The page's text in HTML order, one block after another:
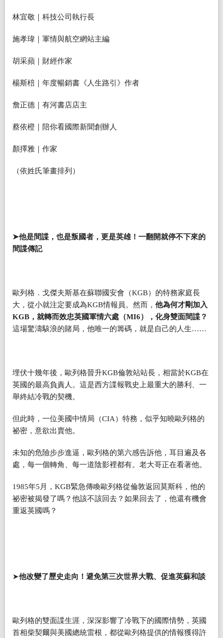
林宜敬｜科技公司執行長
施孝瑋｜軍情與航空網站主編
胡采蘋｜財經作家
楊斯棓｜年度暢銷書《人生路引》作者
詹正德｜有河書店店主
蔡依橙｜陪你看國際新聞創辦人
顏擇雅｜作家
（依姓氏筆畫排列）
➤他是間諜，也是叛國者，更是英雄！一翻開就停不下來的
間諜傳記
歐列格．戈傑夫斯基在蘇聯國安會（KGB）的特務家庭長
大，從小就注定要成為KGB情報員。然而， 他為何才剛加入
KGB，就轉而效忠英國軍情六處（MI6），化身雙面間諜？
這場驚濤駭浪的賭局，他唯一的籌碼，就是自己的人生……
埋伏十幾年後，歐列格晉升KGB倫敦站站長，相當於KGB在
英國的最高負責人。這是西方諜報戰史上最重大的勝利、一
舉終結冷戰的契機。
但此時，一位美國中情局（CIA）特務，似乎知曉歐列格的
祕密，意欲出賣他。
未知的危險步步進逼， 歐列格的第六感告訴他，耳目遍及各
處，每一個轉角、每一道陰影裡都有。老大哥正在看著他。
1985年5月，KGB緊急傳喚歐列格從倫敦返回莫斯科，他的
祕密被揭發了嗎？他該不該回去？如果回去了，他還有機會
重返英國嗎？
➤他改變了歷史走向！避免第三次世界大戰、促進英蘇和談
歐列格的雙面諜生涯，深深影響了冷戰下的國際情勢，英國
首相柴契爾與美國總統雷根，都從歐列格提供的情報獲得許